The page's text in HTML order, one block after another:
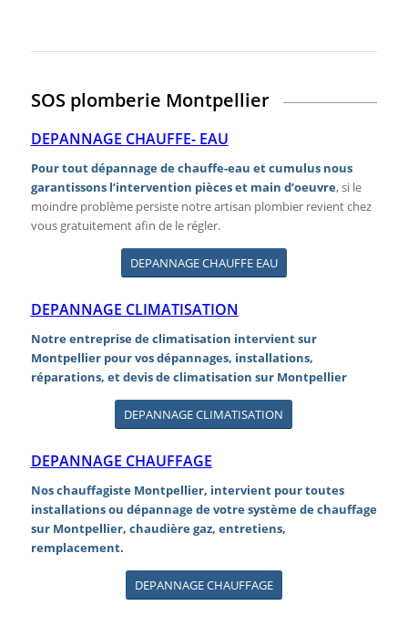
SOS plomberie Montpellier
DEPANNAGE CHAUFFE- EAU
Pour tout dépannage dechauffe-eau et cumulus nous
garantissons l’intervention pièces et main d’oeuvre, si le
moindre problème persiste notre artisan plombier revient chez
vous gratuitement afin de le régler.
DEPANNAGE CHAUFFE EAU
DEPANNAGE CLIMATISATION
Notre entreprise declimatisation intervient sur
Montpellier pour vos dépannages, installations,
réparations, et devis de climatisation sur Montpellier
DEPANNAGE CLIMATISATION
DEPANNAGE CHAUFFAGE
NoschauffagisteMontpellier, intervient pour toutes
installationsou dépannage de votre système dechauffage
sur Montpellier, chaudière gaz, entretiens,
remplacement.
DEPANNAGE CHAUFFAGE